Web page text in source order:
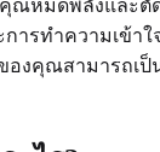
ณหมดพลังแล
การทำความเข้าใ
งคุณสามารถเ